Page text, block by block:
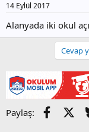
14 Eylül 2017
Alanyada iki okul
Cevap
Paylaş: